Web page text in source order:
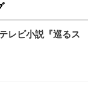
レビ小説『巡るス